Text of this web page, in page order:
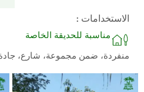
الاستخدامات :
مناسبة للحديقة الخاصة
منفردة، ضمن مجموعة، شارع،